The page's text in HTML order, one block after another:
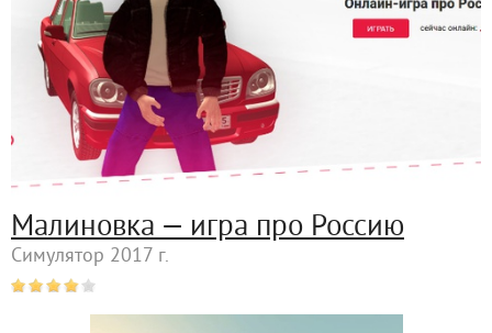
Малиновка — игра про Россию
Симулятор 2017 г.